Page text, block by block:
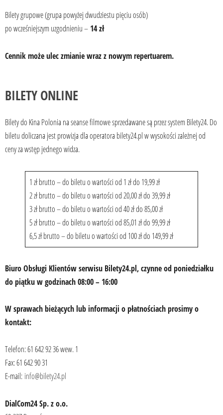
Bilety grupowe (grupa powyżej dwudziestu pięciu osób)
po wcześniejszym uzgodnieniu – 14 zł
Cennik może ulec zmianie wraz z nowym repertuarem.
BILETY ONLINE
Bilety do Kina Polonia na seanse filmowe sprzedawane są przez system Bilety24. Do
biletu doliczana jest prowizja dla operatora bilety24.pl w wysokości zależnej od
ceny za wstęp jednego widza.
1 zł brutto – do biletu o wartości od 1 zł do 19,99 zł
2 zł brutto – do biletu o wartości od 20,00 zł do 39,99 zł
3 zł brutto – do biletu o wartości od 40 zł do 85,00 zł
5 zł brutto – do biletu o wartości od 85,01 zł do 99,99 zł
6,5 zł brutto – do biletu o wartości od 100 zł do 149,99 zł
Biuro Obsługi Klientów serwisu Bilety24.pl, czynne od poniedziałku
do piątku w godzinach 08:00 – 16:00
W sprawach bieżących lub informacji o płatnościach prosimy o
kontakt:
Telefon: 61 642 92 36 wew. 1
Fax: 61 642 90 31
E-mail: info@bilety24.pl
DialCom24 Sp. z o.o.